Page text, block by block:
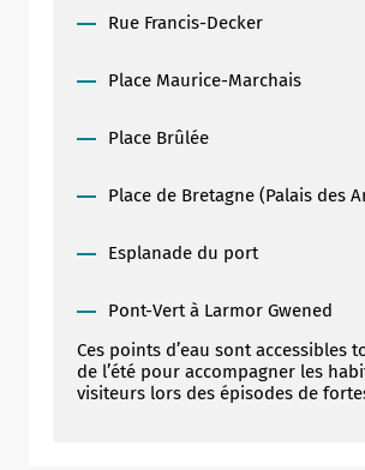
Rue Francis-Decker
Place Maurice-Marchais
Place Brûlée
Place de Bretagne (Palais des
Esplanade du port
Pont-Vert à Larmor Gwened
Ces points d’eau sont accessibles
de l’été pour accompagner les
visiteurs lors des épisodes de